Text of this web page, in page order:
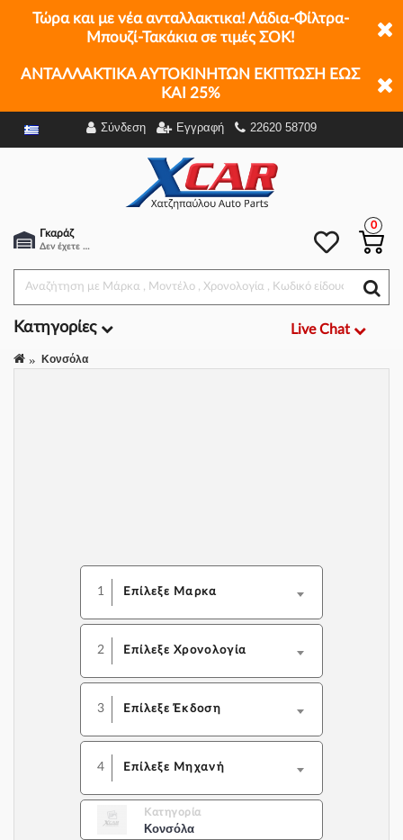
Τώρα και με νέα ανταλλακτικα! Λάδια-Φίλτρα-
Μπουζί-Τακάκια σε τιμές ΣΟΚ!
ΑΝΤΑΛΛΑΚΤΙΚΑ ΑΥΤΟΚΙΝΗΤΩΝ ΕΚΠΤΩΣΗ ΕΩΣ
ΚΑΙ 25%
Σύνδεση Εγγραφή 22620 58709
Γκαράζ
Δεν έχετε επιλέξει αμάξι.
0
Κατηγορίες Live Chat
Κονσόλα
1 Επίλεξε Μαρκα
2 Επίλεξε Χρονολογία
3 Επίλεξε Έκδοση
4 Επίλεξε Μηχανή
Κατηγορία
Κονσόλα
Φίλτρα